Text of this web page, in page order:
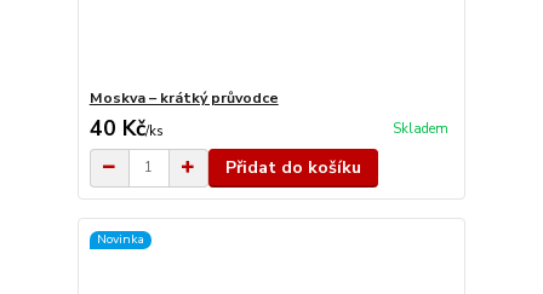
Moskva – krátký průvodce
40 Kč/ks Skladem
Přidat do košíku
Novinka